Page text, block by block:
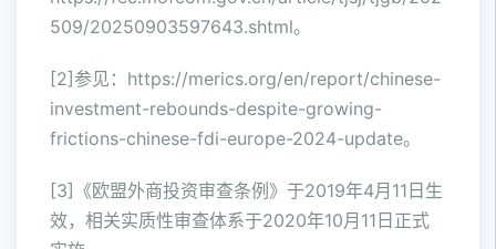
509/20250903597643.shtml。
[2]参见：https://merics.org/en/report/chinese-
investment-rebounds-despite-growing-
frictions-chinese-fdi-europe-2024-update。
[3]《欧盟外商投资审查条例》于2019年4月11日生
效，相关实质性审查体系于2020年10月11日正式